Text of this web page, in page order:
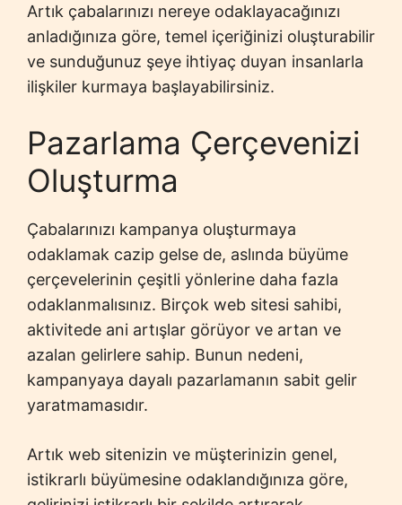
Artık çabalarınızı nereye odaklayacağınızı
anladığınıza göre, temel içeriğinizi oluşturabilir
ve sunduğunuz şeye ihtiyaç duyan insanlarla
ilişkiler kurmaya başlayabilirsiniz.
Pazarlama Çerçevenizi
Oluşturma
Çabalarınızı kampanya oluşturmaya
odaklamak cazip gelse de, aslında büyüme
çerçevelerinin çeşitli yönlerine daha fazla
odaklanmalısınız. Birçok web sitesi sahibi,
aktivitede ani artışlar görüyor ve artan ve
azalan gelirlere sahip. Bunun nedeni,
kampanyaya dayalı pazarlamanın sabit gelir
yaratmamasıdır.
Artık web sitenizin ve müşterinizin genel,
istikrarlı büyümesine odaklandığınıza göre,